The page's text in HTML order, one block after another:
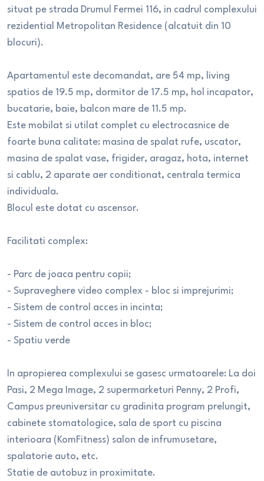
situat pe strada Drumul Fermei 116, in cadrul complexului
rezidential Metropolitan Residence (alcatuit din 10
blocuri).
Apartamentul este decomandat, are 54 mp, living
spatios de 19.5 mp, dormitor de 17.5 mp, hol incapator,
bucatarie, baie, balcon mare de 11.5 mp.
Este mobilat si utilat complet cu electrocasnice de
foarte buna calitate: masina de spalat rufe, uscator,
masina de spalat vase, frigider, aragaz, hota, internet
si cablu, 2 aparate aer conditionat, centrala termica
individuala.
Blocul este dotat cu ascensor.
Facilitati complex:
- Parc de joaca pentru copii;
- Supraveghere video complex - bloc si imprejurimi;
- Sistem de control acces in incinta;
- Sistem de control acces in bloc;
- Spatiu verde
In apropierea complexului se gasesc urmatoarele: La doi
Pasi, 2 Mega Image, 2 supermarketuri Penny, 2 Profi,
Campus preuniversitar cu gradinita program prelungit,
cabinete stomatologice, sala de sport cu piscina
interioara (KomFitness) salon de infrumusetare,
spalatorie auto, etc.
Statie de autobuz in proximitate.